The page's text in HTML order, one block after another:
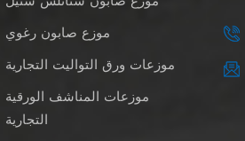
موزع صابون رغوي
موزعات ورق التواليت التجارية
موزعات المناشف الورقية
التجارية